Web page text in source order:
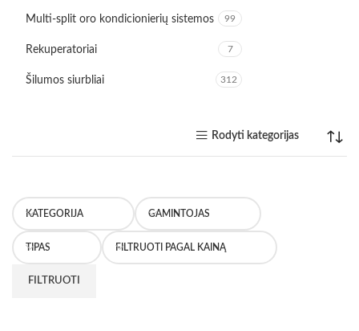
Multi-split oro kondicionierių sistemos 99
Rekuperatoriai 7
Šilumos siurbliai 312
Rodyti kategorijas
KATEGORIJA GAMINTOJAS
TIPAS FILTRUOTI PAGAL KAINĄ
FILTRUOTI